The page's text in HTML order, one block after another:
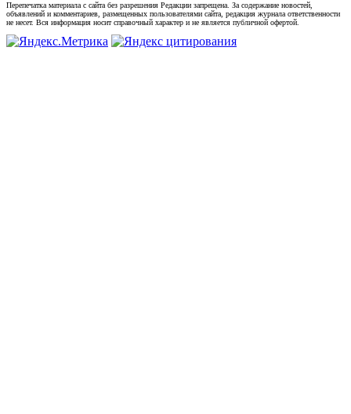
Перепечатка материала с сайта без разрешения Редакции запрещена. За содержание новостей,
объявлений и комментариев, размещенных пользователями сайта, редакция журнала ответственности
не несет. Вся информация носит справочный характер и не является публичной офертой.